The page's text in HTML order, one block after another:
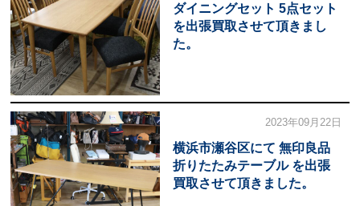
ダイニングセット 5点セット
を出張買取させて頂きまし
た。
2023年09月22日
横浜市瀬谷区にて 無印良品
折りたたみテーブル を出張
買取させて頂きました。